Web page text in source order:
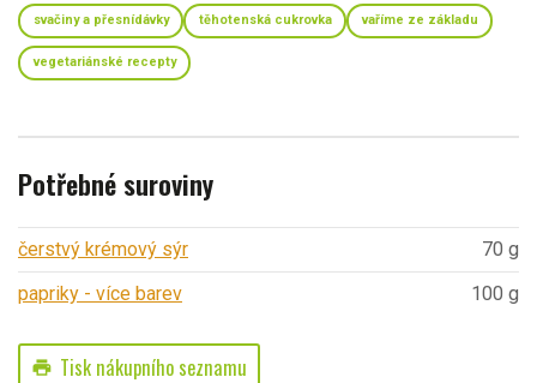
svačiny a přesnídávky těhotenská cukrovka vaříme ze základu
vegetariánské recepty
Potřebné suroviny
čerstvý krémový sýr
70 g
papriky - více barev
100 g
print Tisk nákupního seznamu